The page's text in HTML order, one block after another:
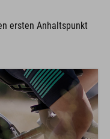
ersten Anhaltspunkt